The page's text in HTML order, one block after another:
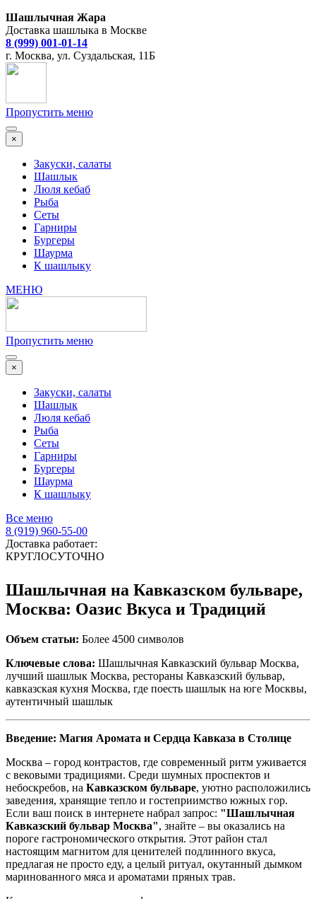
Шашлычная Жара
Доставка шашлыка в Москве
8 (999) 001-01-14
г. Москва, ул. Суздальская, 11Б
Пропустить меню
×
Закуски, салаты
Шашлык
Люля кебаб
Рыба
Сеты
Гарниры
Бургеры
Шаурма
К шашлыку
МЕНЮ
Пропустить меню
×
Закуски, салаты
Шашлык
Люля кебаб
Рыба
Сеты
Гарниры
Бургеры
Шаурма
К шашлыку
Все меню
8 (919) 960-55-00
Доставка работает:
КРУГЛОСУТОЧНО
Шашлычная на Кавказском бульваре,
Москва: Оазис Вкуса и Традиций
Объем статьи: Более 4500 символов
Ключевые слова: Шашлычная Кавказский бульвар Москва,
лучший шашлык Москва, рестораны Кавказский бульвар,
кавказская кухня Москва, где поесть шашлык на юге Москвы,
аутентичный шашлык
Введение: Магия Аромата и Сердца Кавказа в Столице
Москва – город контрастов, где современный ритм уживается
с вековыми традициями. Среди шумных проспектов и
небоскребов, на Кавказском бульваре, уютно расположились
заведения, хранящие тепло и гостеприимство южных гор.
Если ваш поиск в интернете набрал запрос: "Шашлычная
Кавказский бульвар Москва", знайте – вы оказались на
пороге гастрономического открытия. Этот район стал
настоящим магнитом для ценителей подлинного вкуса,
предлагая не просто еду, а целый ритуал, окутанный дымком
маринованного мяса и ароматами пряных трав.